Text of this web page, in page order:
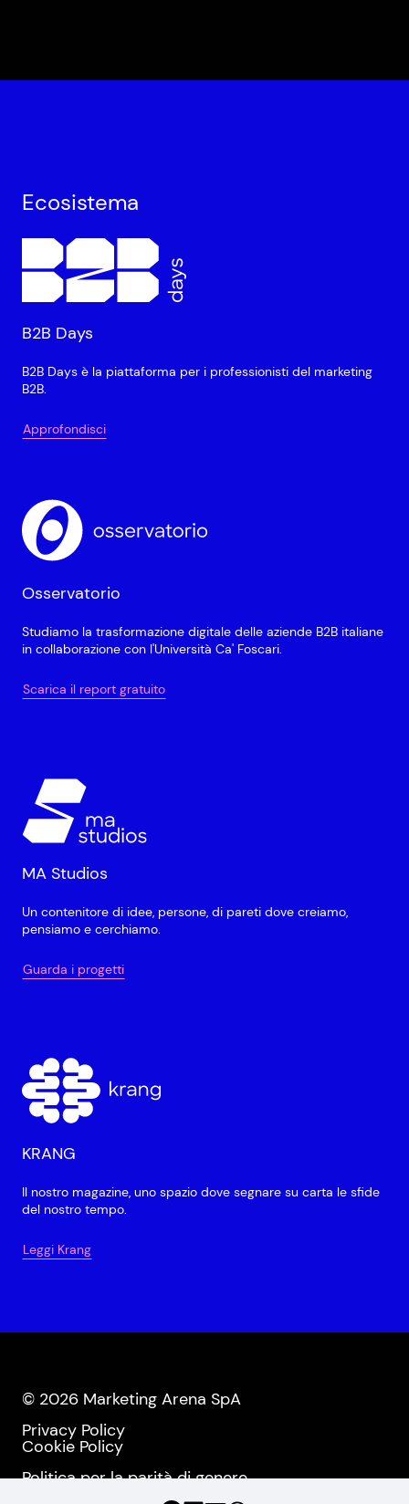
Ecosistema
B2B Days
B2B Days è la piattaforma per i professionisti del marketing
B2B.
Approfondisci
Osservatorio
Studiamo la trasformazione digitale delle aziende B2B italiane
in collaborazione con l'Università Ca' Foscari.
Scarica il report gratuito
MA Studios
Un contenitore di idee, persone, di pareti dove creiamo,
pensiamo e cerchiamo.
Guarda i progetti
KRANG
Il nostro magazine, uno spazio dove segnare su carta le sfide
del nostro tempo.
Leggi Krang
© 2026 Marketing Arena SpA
Privacy Policy
Cookie Policy
Politica per la parità di genere